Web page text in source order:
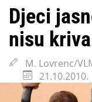
najavio za jesen
Državni tajnik
HŽ Infrastruktura:
prepolovljene
Državni
bar Coco Choco
Djeci
nisu
M. Lovrenc/
21.10.2010.